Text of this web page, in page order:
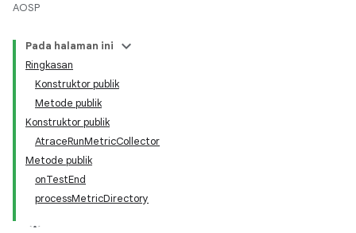
AOSP
Pada halaman ini
Ringkasan
Konstruktor publik
Metode publik
Konstruktor publik
AtraceRunMetricCollector
Metode publik
onTestEnd
processMetricDirectory